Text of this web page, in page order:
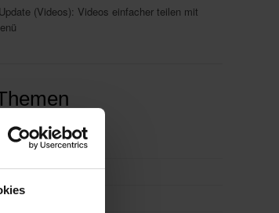
(Videos): Videos einfacher teilen mit
(86)
(40)